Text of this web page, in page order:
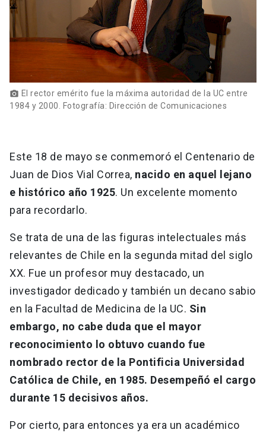
Vecinos launch
Medios Biblioteca launch
launch
photo_camera El rector emérito fue la máxima autoridad de la UC entre
1984 y 2000. Fotografía: Dirección de Comunicaciones
Este 18 de mayo se conmemoró el Centenario de
Juan de Dios Vial Correa, nacido en aquel lejano
e histórico año 1925. Un excelente momento
para recordarlo.
Se trata de una de las figuras intelectuales más
relevantes de Chile en la segunda mitad del siglo
XX. Fue un profesor muy destacado, un
investigador dedicado y también un decano sabio
en la Facultad de Medicina de la UC. Sin
embargo, no cabe duda que el mayor
reconocimiento lo obtuvo cuando fue
nombrado rector de la Pontificia Universidad
Católica de Chile, en 1985. Desempeñó el cargo
durante 15 decisivos años.
Por cierto, para entonces ya era un académico